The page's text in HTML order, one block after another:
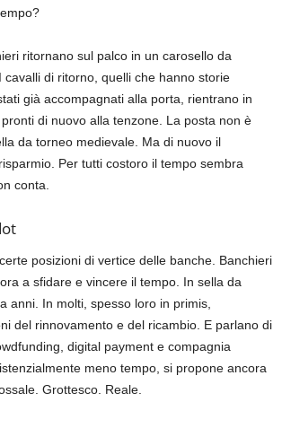
ritornano sul palco in un carosello da
cavalli di ritorno, quelli che hanno storie
già accompagnati alla porta, rientrano in
di nuovo alla tenzone. La posta non è
da torneo medievale. Ma di nuovo il
Per tutti costoro il tempo sembra
conta.
posizioni di vertice delle banche. Banchieri
a sfidare e vincere il tempo. In sella da
anni. In molti, spesso loro in primis,
del rinnovamento e del ricambio. E parlano di
digital payment e compagnia
meno tempo, si propone ancora
Grottesco. Reale.